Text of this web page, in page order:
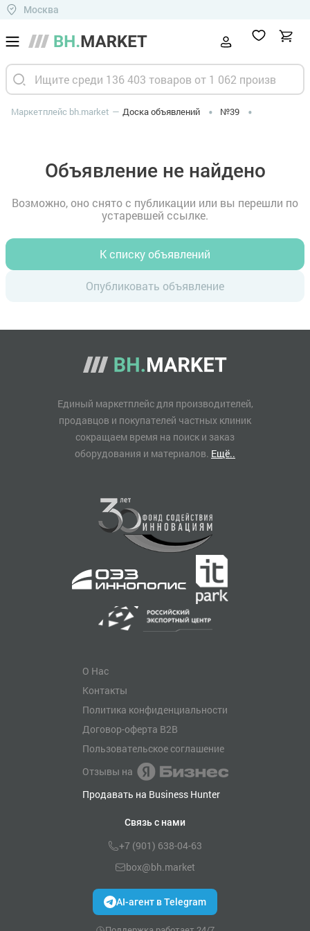
Москва
Маркетплейс bh.market Доска объявлений №39
Объявление не найдено
Возможно, оно снято с публикации или вы перешли по
устаревшей ссылке.
К списку объявлений
Опубликовать объявление
Единый маркетплейс для производителей,
продавцов и покупателей частных клиник
сокращаем время на поиск и заказ
оборудования и материалов. Ещё..
О Нас
Контакты
Политика конфиденциальности
Договор-оферта B2B
Пользовательское соглашение
Отзывы на
Продавать на Business Hunter
Связь с нами
+7 (901) 638-04-63
box@bh.market
AI-агент в Telegram